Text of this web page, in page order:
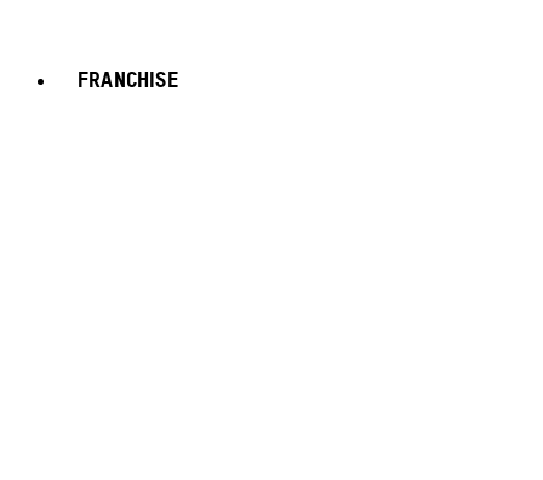
FRANCHISE